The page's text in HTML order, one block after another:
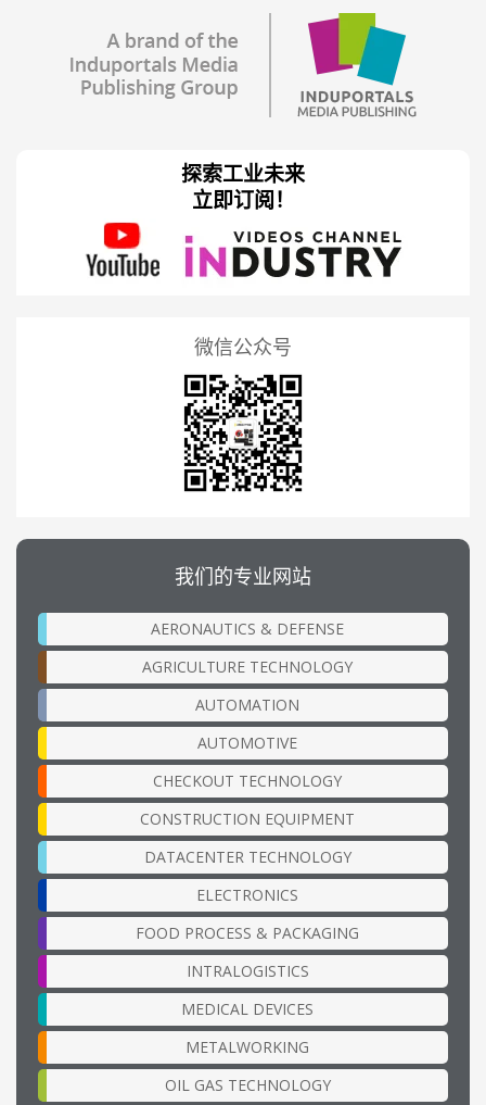
探索工业未来
立即订阅！
微信公众号
我们的专业网站
AERONAUTICS & DEFENSE
AGRICULTURE TECHNOLOGY
AUTOMATION
AUTOMOTIVE
CHECKOUT TECHNOLOGY
CONSTRUCTION EQUIPMENT
DATACENTER TECHNOLOGY
ELECTRONICS
FOOD PROCESS & PACKAGING
INTRALOGISTICS
MEDICAL DEVICES
METALWORKING
OIL GAS TECHNOLOGY